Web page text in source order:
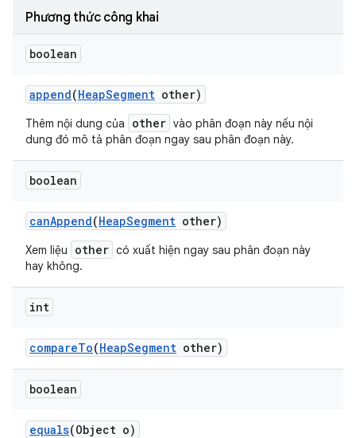
Phương thức công khai
boolean
append(HeapSegment other)
Thêm nội dung của other vào phân đoạn này nếu nội
dung đó mô tả phân đoạn ngay sau phân đoạn này.
boolean
canAppend(HeapSegment other)
Xem liệu other có xuất hiện ngay sau phân đoạn này
hay không.
int
compareTo(HeapSegment other)
boolean
equals(Object o)